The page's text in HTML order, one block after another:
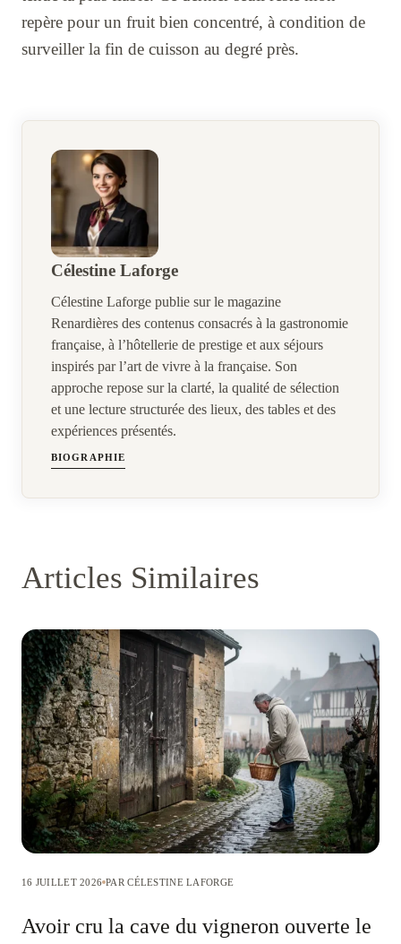
repère pour un fruit bien concentré, à condition de
surveiller la fin de cuisson au degré près.
Célestine Laforge
Célestine Laforge publie sur le magazine
Renardières des contenus consacrés à la gastronomie
française, à l’hôtellerie de prestige et aux séjours
inspirés par l’art de vivre à la française. Son
approche repose sur la clarté, la qualité de sélection
et une lecture structurée des lieux, des tables et des
expériences présentés.
BIOGRAPHIE
Articles Similaires
16 JUILLET 2026 PAR CÉLESTINE LAFORGE
Avoir cru la cave du vigneron ouverte le